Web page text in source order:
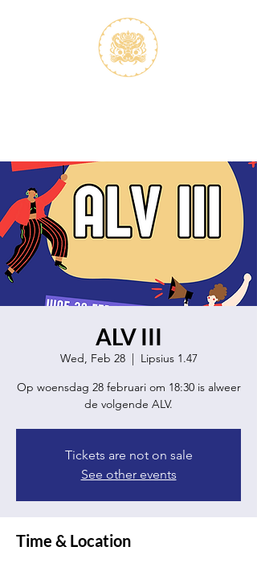
ALV III
Wed, Feb 28
  |
Lipsius 1.47
Op woensdag 28 februari om 18:30 is alweer
de volgende ALV.
Tickets are not on sale
See other events
Time & Location